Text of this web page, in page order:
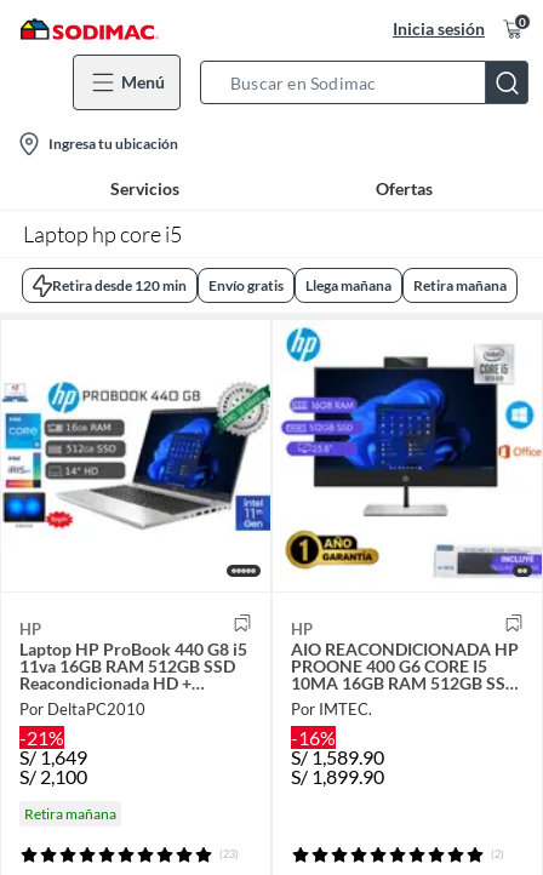
Inicia sesión 0
Menú
Bar
location-
icon
Ingresa tu ubicación
Servicios Ofertas
Laptop hp core i5
Retira desde 120 min Envío gratis Llega mañana Retira mañana
HP
Laptop HP ProBook 440 G8 i5
11va 16GB RAM 512GB SSD
Reacondicionada HD +
COOLER + MALETIN +
MOUSE
Por DeltaPC2010
-21%
S/ 1,649
S/ 2,100
Retira mañana
(23)
HP
AIO REACONDICIONADA HP
PROONE 400 G6 CORE I5
10MA 16GB RAM 512GB SSD
23.8 NEGRO
Por IMTEC.
-16%
S/ 1,589.90
S/ 1,899.90
(2)